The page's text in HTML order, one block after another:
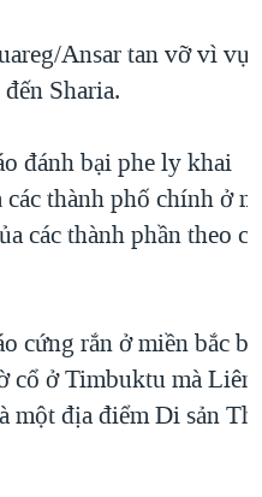
Ansar tan vỡ vì vụ
Sharia.
đánh bại phe ly khai
các thành phố chính ở
các thành phần theo
cứng rắn ở miền bắc
cổ ở Timbuktu mà Liên
một địa điểm Di sản